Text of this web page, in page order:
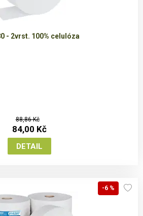
- 2vrst. 100% celulóza
88,86 Kč
84,00 Kč
-6 %